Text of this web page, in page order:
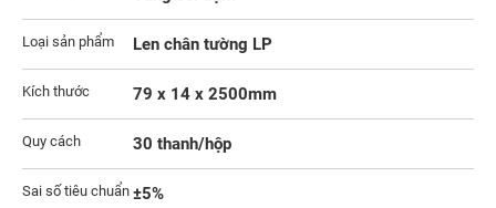
Loại sản phẩm Len chân tường LP
Kích thước 79 x 14 x 2500mm
Quy cách 30 thanh/hộp
Sai số tiêu chuẩn ±5%